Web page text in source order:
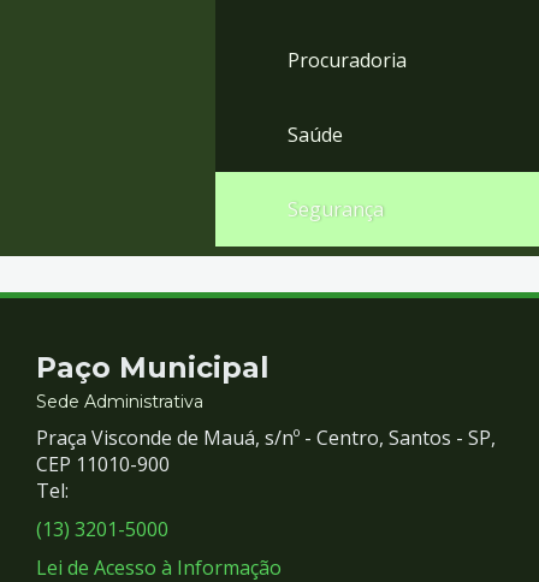
Procuradoria
Saúde
Segurança
Contato
e
Redes
Sociais
Paço Municipal
Sede Administrativa
Praça Visconde de Mauá, s/nº - Centro, Santos - SP,
CEP 11010-900
Tel:
(13) 3201-5000
Lei de Acesso à Informação